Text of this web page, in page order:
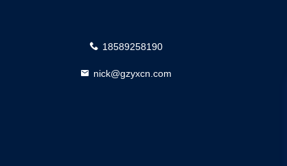
18589258190
nick@gzyxcn.com